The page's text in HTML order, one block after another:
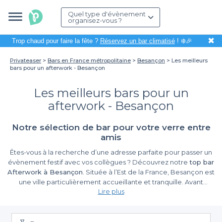
Quel type d'évènement
organisez-vous ?
Trop chaud pour faire la fête ? Réservez un bar climatisé! ❄️🎉 ✖
Privateaser Bars en France métropolitaine Besançon
Les meilleurs
bars pour un afterwork - Besançon
Les meilleurs bars pour un
afterwork - Besançon
Notre sélection de bar pour votre verre entre
amis
Êtes-vous à la recherche d’une adresse parfaite pour passer un
évènement festif avec vos collègues ? Découvrez notre top bar
Afterwork à Besançon . Située à l’Est de la France, Besançon est
une ville particulièrement accueillante et tranquille. Avant
d’entrer dans le vif du sujet, visitez d’abord les musées de
trouve en plein cœur de la ville est l’un des musées les plus
Lire plus